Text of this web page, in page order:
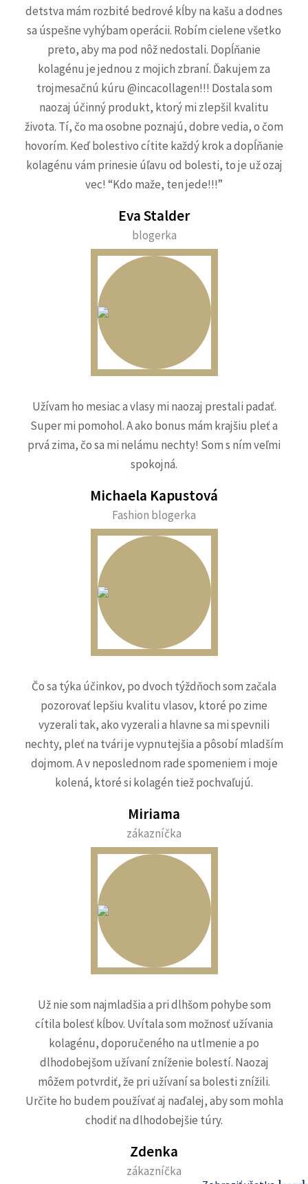
detstva mám rozbité bedrové kĺby na kašu a dodnes
sa úspešne vyhýbam operácii. Robím cielene všetko
preto, aby ma pod nôž nedostali. Dopĺňanie
kolagénu je jednou z mojich zbraní. Ďakujem za
trojmesačnú kúru @incacollagen!!! Dostala som
naozaj účinný produkt, ktorý mi zlepšil kvalitu
života. Tí, čo ma osobne poznajú, dobre vedia, o čom
hovorím. Keď bolestivo cítite každý krok a dopĺňanie
kolagénu vám prinesie úľavu od bolesti, to je už ozaj
vec! “Kdo maže, ten jede!!!”
Eva Stalder
blogerka
Užívam ho mesiac a vlasy mi naozaj prestali padať.
Super mi pomohol. A ako bonus mám krajšiu pleť a
prvá zima, čo sa mi nelámu nechty! Som s ním veľmi
spokojná.
Michaela Kapustová
Fashion blogerka
Čo sa týka účinkov, po dvoch týždňoch som začala
pozorovať lepšiu kvalitu vlasov, ktoré po zime
vyzerali tak, ako vyzerali a hlavne sa mi spevnili
nechty, pleť na tvári je vypnutejšia a pôsobí mladším
dojmom. A v neposlednom rade spomeniem i moje
kolená, ktoré si kolagén tiež pochvaľujú.
Miriama
zákazníčka
Už nie som najmladšia a pri dlhšom pohybe som
cítila bolesť kĺbov. Uvítala som možnosť užívania
kolagénu, doporučeného na utlmenie a po
dlhodobejšom užívaní zníženie bolestí. Naozaj
môžem potvrdiť, že pri užívaní sa bolesti znížili.
Určite ho budem používať aj naďalej, aby som mohla
chodiť na dlhodobejšie túry.
Zdenka
zákazníčka